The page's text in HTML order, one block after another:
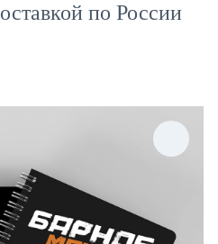
по России